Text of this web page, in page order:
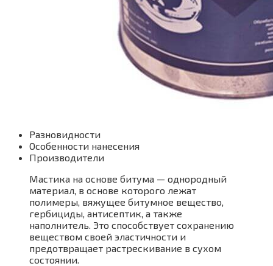
Разновидности
Особенности нанесения
Производители
Мастика на основе битума — однородный
материал, в основе которого лежат
полимеры, вяжущее битумное вещество,
гербициды, антисептик, а также
наполнитель. Это способствует сохранению
веществом своей эластичности и
предотвращает растрескивание в сухом
состоянии.